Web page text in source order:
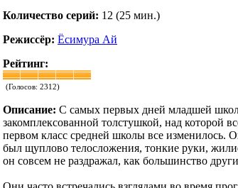
Количество серий: 12 (25 мин.)
Режиссёр: Ёсимура Ай
Рейтинг:
(Голосов: 2312)
Описание: С самых первых дней младшей
закомплексованной толстушкой, над которой
первом класс средней школы все изменилось.
был щуплово телосложения, тонкие руки,
он совсем не раздражал, как большинство